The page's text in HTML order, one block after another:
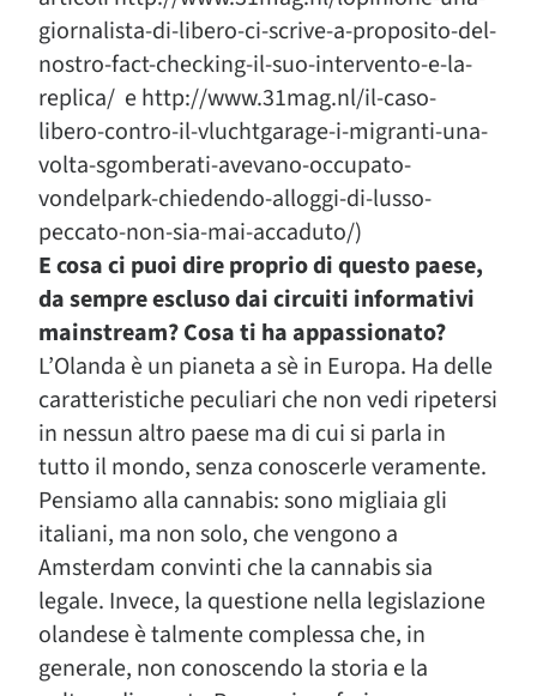
giornalista-di-libero-ci-scrive-a-proposito-del-
nostro-fact-checking-il-suo-intervento-e-la-
replica/ e http://www.31mag.nl/il-caso-
libero-contro-il-vluchtgarage-i-migranti-una-
volta-sgomberati-avevano-occupato-
vondelpark-chiedendo-alloggi-di-lusso-
peccato-non-sia-mai-accaduto/)
E cosa ci puoi dire proprio di questo paese,
da sempre escluso dai circuiti informativi
mainstream? Cosa ti ha appassionato?
L’Olanda è un pianeta a sè in Europa. Ha delle
caratteristiche peculiari che non vedi ripetersi
in nessun altro paese ma di cui si parla in
tutto il mondo, senza conoscerle veramente.
Pensiamo alla cannabis: sono migliaia gli
italiani, ma non solo, che vengono a
Amsterdam convinti che la cannabis sia
legale. Invece, la questione nella legislazione
olandese è talmente complessa che, in
generale, non conoscendo la storia e la